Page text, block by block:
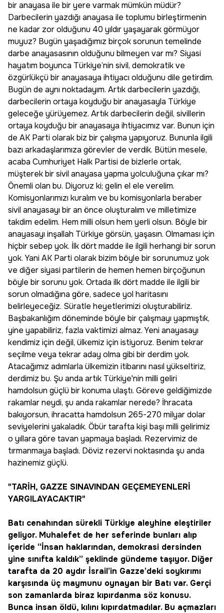
bir anayasa ile bir yere varmak mümkün müdür?
Darbecilerin yazdığı anayasa ile toplumu birleştirmenin
ne kadar zor olduğunu 40 yıldır yaşayarak görmüyor
muyuz? Bugün yaşadığımız birçok sorunun temelinde
darbe anayasasının olduğunu bilmeyen var mı? Siyasi
hayatım boyunca Türkiye’nin sivil, demokratik ve
özgürlükçü bir anayasaya ihtiyacı olduğunu dile getirdim.
Bugün de aynı noktadayım. Artık darbecilerin yazdığı,
darbecilerin ortaya koyduğu bir anayasayla Türkiye
geleceğe yürüyemez. Artık darbecilerin değil, sivillerin
ortaya koyduğu bir anayasaya ihtiyacımız var. Bunun için
de AK Parti olarak biz bir çalışma yapıyoruz. Bununla ilgili
bazı arkadaşlarımıza görevler de verdik. Bütün mesele,
acaba Cumhuriyet Halk Partisi de bizlerle ortak,
müşterek bir sivil anayasa yapma yolculuğuna çıkar mı?
Önemli olan bu. Diyoruz ki; gelin el ele verelim.
Komisyonlarımızı kuralım ve bu komisyonlarla beraber
sivil anayasayı bir an önce oluşturalım ve milletimize
takdim edelim. Hem milli olsun hem yerli olsun. Böyle bir
anayasayı inşallah Türkiye görsün, yaşasın. Olmaması için
hiçbir sebep yok. İlk dört madde ile ilgili herhangi bir sorun
yok. Yani AK Parti olarak bizim böyle bir sorunumuz yok
ve diğer siyasi partilerin de hemen hemen birçoğunun
böyle bir sorunu yok. Ortada ilk dört madde ile ilgili bir
sorun olmadığına göre, sadece yol haritasını
belirleyeceğiz. Süratle heyetlerimizi oluşturabiliriz.
Başbakanlığım döneminde böyle bir çalışmayı yapmıştık,
yine yapabiliriz, fazla vaktimizi almaz. Yeni anayasayı
kendimiz için değil, ülkemiz için istiyoruz. Benim tekrar
seçilme veya tekrar aday olma gibi bir derdim yok.
Atacağımız adımlarla ülkemizin itibarını nasıl yükseltiriz,
derdimiz bu. Şu anda artık Türkiye'nin milli geliri
hamdolsun güçlü bir konuma ulaştı. Göreve geldiğimizde
rakamlar neydi, şu anda rakamlar nerede? İhracata
bakıyorsun, ihracatta hamdolsun 265-270 milyar dolar
seviyelerini yakaladık. Öbür tarafta kişi başı milli gelirimiz
o yıllara göre tavan yapmaya başladı. Rezervimiz de
tırmanmaya başladı. Döviz rezervi noktasında şu anda
hazinemiz güçlü.
"TARİH, GAZZE SINAVINDAN GEÇEMEYENLERİ
YARGILAYACAKTIR"
Batı cenahından sürekli Türkiye aleyhine eleştiriler
geliyor. Muhalefet de her seferinde bunları alıp
içeride “İnsan haklarından, demokrasi dersinden
yine sınıfta kaldık” şeklinde gündeme taşıyor. Diğer
tarafta da 20 aydır İsrail’in Gazze’deki soykırımı
karşısında üç maymunu oynayan bir Batı var. Gerçi
son zamanlarda biraz kıpırdanma söz konusu.
Bunca insan öldü, kılını kıpırdatmadılar. Bu açmazları